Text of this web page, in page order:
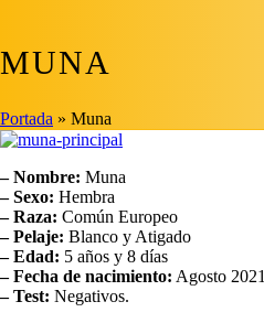
MUNA
Portada » Muna
– Nombre: Muna
– Sexo: Hembra
– Raza: Común Europeo
– Pelaje: Blanco y Atigado
– Edad: 5 años y 8 días
– Fecha de nacimiento: Agosto 2021
– Test: Negativos.